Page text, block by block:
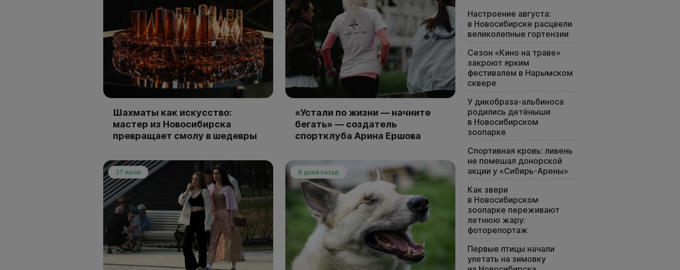
Шахматы как искусство:
мастер из Новосибирска
превращает смолу в шедевры
«Устали по жизни — начните
бегать» — создатель
спортклуба Арина Ершова
27 июля 8 дней назад
Настроение августа:
в Новосибирске расцвели
великолепные гортензии
Сезон «Кино на траве»
закроют ярким
фестивалем в Нарымском
сквере
У дикобраза-альбиноса
родились детёныши
в Новосибирском
зоопарке
Спортивная кровь: ливень
не помешал донорской
акции у «Сибирь-Арены»
Как звери
в Новосибирском
зоопарке переживают
летнюю жару:
фоторепортаж
Первые птицы начали
улетать на зимовку